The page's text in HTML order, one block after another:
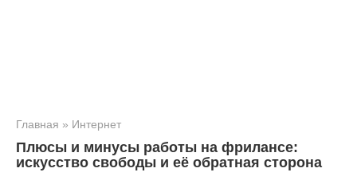
Главная » Интернет
Плюсы и минусы работы на фрилансе:
искусство свободы и её обратная сторона